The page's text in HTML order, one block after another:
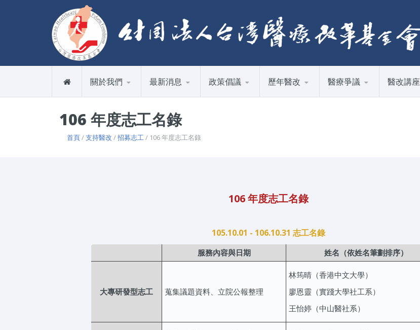
關於我們 最新消息 政策倡議 歷年醫改 醫療爭議 醫改講座
106 年度志工名錄
首頁/支持醫改 /招募志工/ 106 年度志工名錄
106 年度志工名錄
105.10.01 - 106.10.31 志工名錄
服務內容與日期 姓名（依姓名筆劃排序）
大專研發型志工 蒐集議題資料、立院公報整理
林筠晴（香港中文大學）
廖恩靈（實踐大學社工系）
王怡婷（中山醫社系）